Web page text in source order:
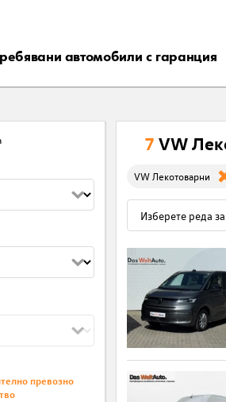
автомобили с гаранция
превозно
7 VW
VW Лекотоварни